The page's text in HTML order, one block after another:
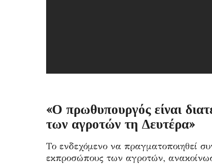
«Ο πρωθυπουργός είναι
των αγροτών τη Δευτέρα»
Το ενδεχόμενο να πραγματοποιηθεί
εκπροσώπους των αγροτών,